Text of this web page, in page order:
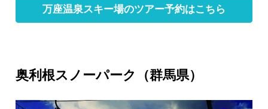
万座温泉スキー場のツアー予約はこちら
奥利根スノーパーク（群馬県）